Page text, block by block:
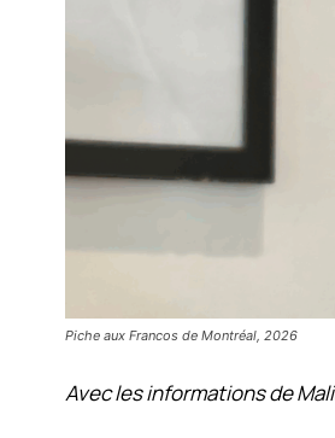
Piche aux Francos de Montréal, 2026
Avec les informations de